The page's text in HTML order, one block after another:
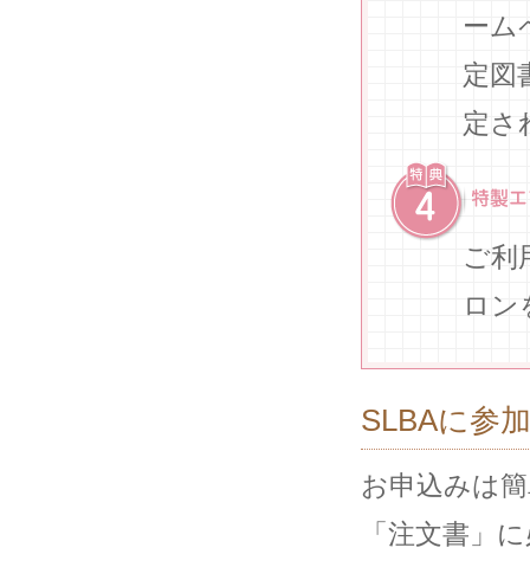
ーム
定図
定さ
ご利
ロン
SLBAに参
お申込みは
「注文書」